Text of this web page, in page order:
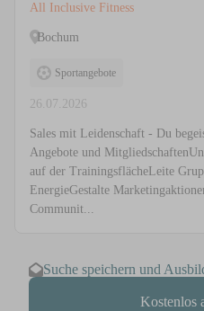
All Inclusive Fitness
Bochum
Sportangebote
26.07.2026
Sales mit Leidenschaft - Du
Angebote und
auf der TrainingsflächeLeite
EnergieGestalte
Communit...
Suche speichern und
Kostenlos